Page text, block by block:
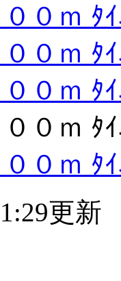
０ｍ ﾀ
０ｍ ﾀ
０ｍ ﾀ
０ｍ ﾀ
０ｍ ﾀ
更新